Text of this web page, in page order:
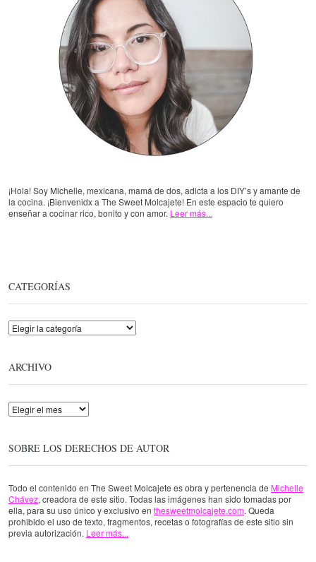
¡Hola! Soy Michelle, mexicana, mamá de dos, adicta a los DIY’s y amante de
la cocina. ¡Bienvenidx a The Sweet Molcajete! En este espacio te quiero
enseñar a cocinar rico, bonito y con amor. Leer más...
CATEGORÍAS
Categorías
ARCHIVO
Archivo
SOBRE LOS DERECHOS DE AUTOR
Todo el contenido en The Sweet Molcajete es obra y pertenencia de Michelle
Chávez, creadora de este sitio. Todas las imágenes han sido tomadas por
ella, para su uso único y exclusivo en thesweetmolcajete.com. Queda
prohibido el uso de texto, fragmentos, recetas o fotografías de este sitio sin
previa autorización. Leer más...